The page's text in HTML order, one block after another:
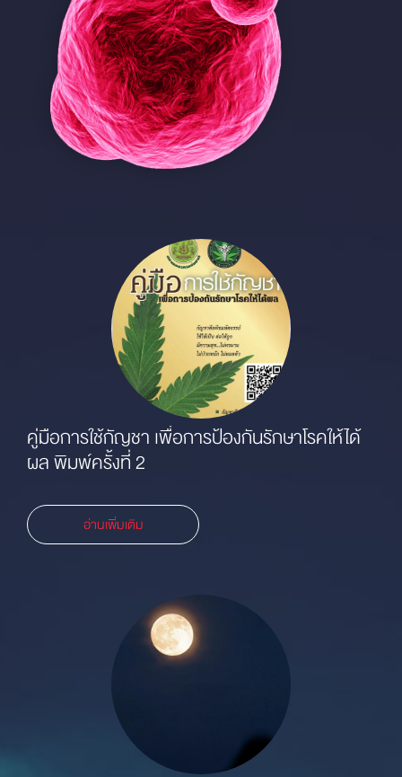
รคให้ได้ 30 ถึง 40 ความดันสูงไม่จัดการ สมองเสื่อมแน่
อ่านเพิ่มเติม
# ไข้หวัดนกในมนุษย์ (05): CHINA (JIANGSU)